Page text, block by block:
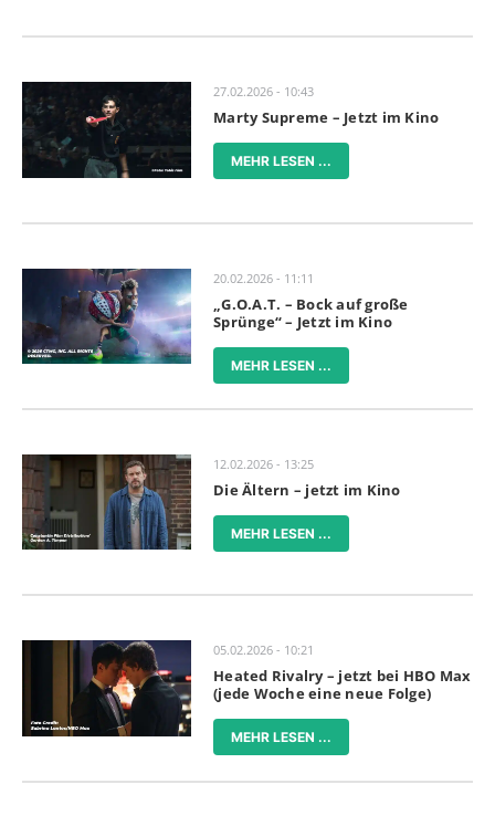
27.02.2026 - 10:43
Marty Supreme – Jetzt im Kino
MEHR LESEN ...
20.02.2026 - 11:11
„G.O.A.T. – Bock auf große
Sprünge“ – Jetzt im Kino
MEHR LESEN ...
12.02.2026 - 13:25
Die Ältern – jetzt im Kino
MEHR LESEN ...
05.02.2026 - 10:21
Heated Rivalry – jetzt bei HBO Max
(jede Woche eine neue Folge)
MEHR LESEN ...